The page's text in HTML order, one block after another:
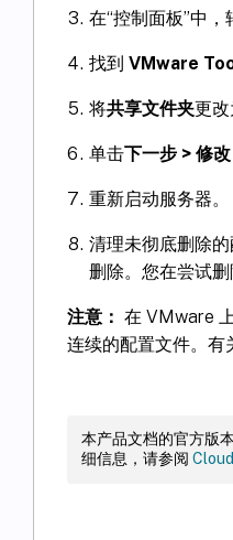
在“控制面板”中，
找到 VMware
将共享文件夹更改
单击下一步 > 修
重新启动服务器。
清理未彻底删除
删除。您在尝试
注意： 在 VMware
连续的配置文件。有
本产品文档的官方版
细信息，请参阅